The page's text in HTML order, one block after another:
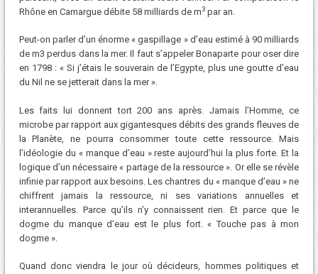
Rhône en Camargue débite 58 milliards de m3par an.
Peut-on parler d’un énorme « gaspillage » d’eau estimé à 90 milliards
de m3 perdus dans la mer. Il faut s’appeler Bonaparte pour oser dire
en 1798 : « Si j’étais le souverain de l’Egypte, plus une goutte d’eau
du Nil ne se jetterait dans la mer ».
Les faits lui donnent tort 200 ans après. Jamais l’Homme, ce
microbe par rapport aux gigantesques débits des grands fleuves de
la Planète, ne pourra consommer toute cette ressource. Mais
l’idéologie du « manque d’eau » reste aujourd’hui la plus forte. Et la
logique d’un nécessaire « partage de la ressource ». Or elle se révèle
infinie par rapport aux besoins. Les chantres du « manque d’eau » ne
chiffrent jamais la ressource, ni ses variations annuelles et
interannuelles. Parce qu’ils n’y connaissent rien. Et parce que le
dogme du manque d’eau est le plus fort. « Touche pas à mon
dogme ».
Quand donc viendra le jour où décideurs, hommes politiques et